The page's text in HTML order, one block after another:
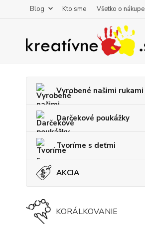
Blog Kto sme Všetko o nákupe
Vyrobené našimi rukami
Darčekové poukážky
Tvoríme s deťmi
AKCIA
KORÁLKOVANIE